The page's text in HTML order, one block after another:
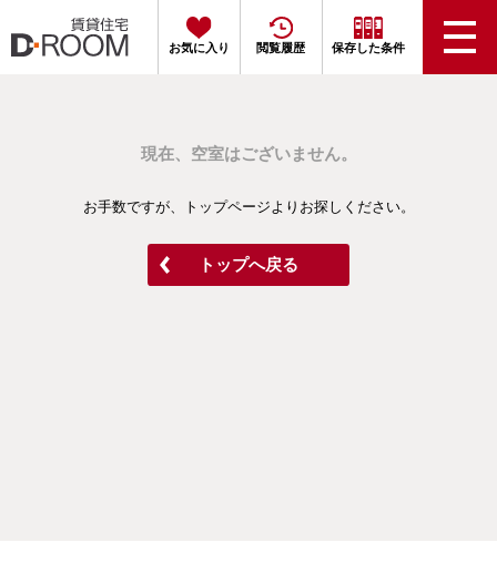
お気に入り 閲覧履歴 保存した条件
現在、空室はございません。
お手数ですが、トップページよりお探しください。
トップへ戻る